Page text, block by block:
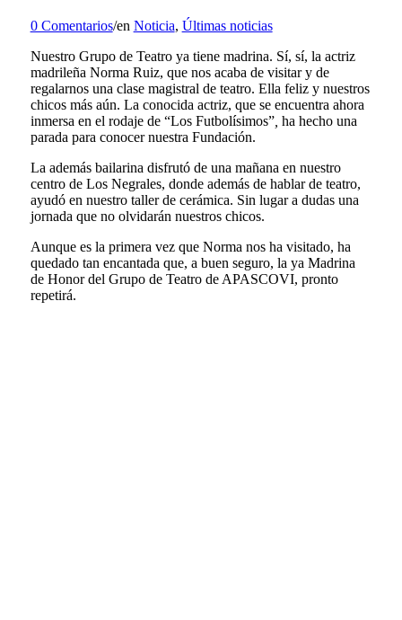
0 Comentarios/en Noticia, Últimas noticias
Nuestro Grupo de Teatro ya tiene madrina. Sí, sí, la actriz
madrileña Norma Ruiz, que nos acaba de visitar y de
regalarnos una clase magistral de teatro. Ella feliz y nuestros
chicos más aún. La conocida actriz, que se encuentra ahora
inmersa en el rodaje de “Los Futbolísimos”, ha hecho una
parada para conocer nuestra Fundación.
La además bailarina disfrutó de una mañana en nuestro
centro de Los Negrales, donde además de hablar de teatro,
ayudó en nuestro taller de cerámica. Sin lugar a dudas una
jornada que no olvidarán nuestros chicos.
Aunque es la primera vez que Norma nos ha visitado, ha
quedado tan encantada que, a buen seguro, la ya Madrina
de Honor del Grupo de Teatro de APASCOVI, pronto
repetirá.